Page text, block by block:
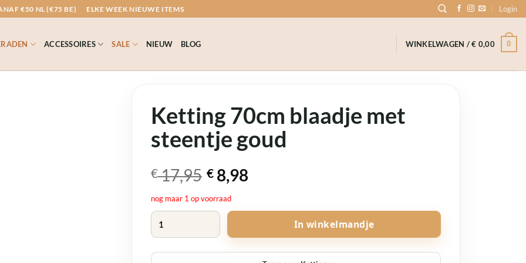
€50 NL (€75 BE) ELKE WEEK NIEUWE ITEMS Login
ACCESSOIRES SALE NIEUW BLOG WINKELWAGEN /€ 0,00 0
Ketting 70cm blaadje met
steentje goud
€17,95
Oorspronkelijke
was:
€ 17,95.
€ 8,98
Huidige
is:
€ 8,98.
nog maar 1 op voorraad
Ketting 70cm blaadje met steentje goud aantal
In winkelmandje